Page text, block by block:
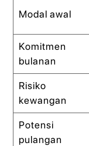
Modal awal
Komitmen
bulanan
Risiko
kewangan
Potensi
pulangan